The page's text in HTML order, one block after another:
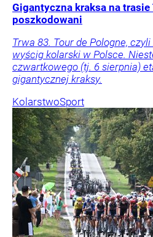
Gigantyczna kraksa na trasie
poszkodowani
Trwa 83. Tour de Pologne,
wyścig kolarski w Polsce.
czwartkowego (tj. 6 sierpnia)
gigantycznej kraksy.
KolarstwoSport